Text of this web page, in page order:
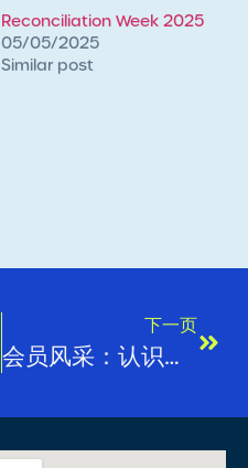
Reconciliation Week 2025
05/05/2025
Similar post
下一页
会员风采：认识艾琳！